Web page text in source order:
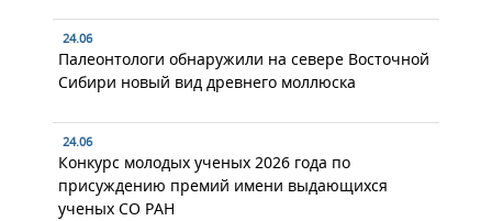
24.06
Палеонтологи обнаружили на севере Восточной
Сибири новый вид древнего моллюска
24.06
Конкурс молодых ученых 2026 года по
присуждению премий имени выдающихся
ученых СО РАН